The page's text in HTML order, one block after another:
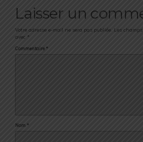
Laisser un
Votre adresse e-mail ne sera pas publiée. Les
avec *
Commentaire *
Nom *